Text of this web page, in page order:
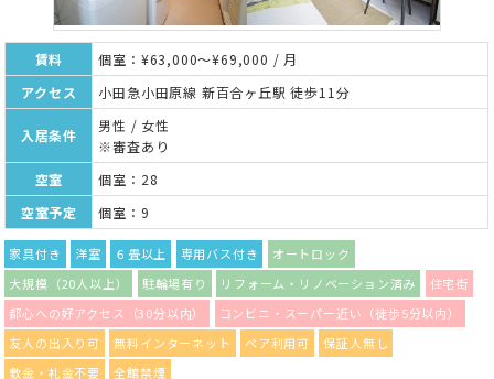
賃料
個室：¥63,000～¥69,000 / 月
アクセス
小田急小田原線 新百合ヶ丘駅 徒歩11分
入居条件
男性 / 女性
※審査あり
空室
個室：28
空室予定
個室：9
家具付き 洋室 ６畳以上 専用バス付き
オートロック
大規模（20人以上）
駐輪場有り リフォーム・リノベーション済み
住宅街
都心への好アクセス（30分以内）
コンビニ・スーパー近い（徒歩5分以内）
友人の出入り可
無料インターネット ペア利用可
保証人無し
敷金・礼金不要
全館禁煙